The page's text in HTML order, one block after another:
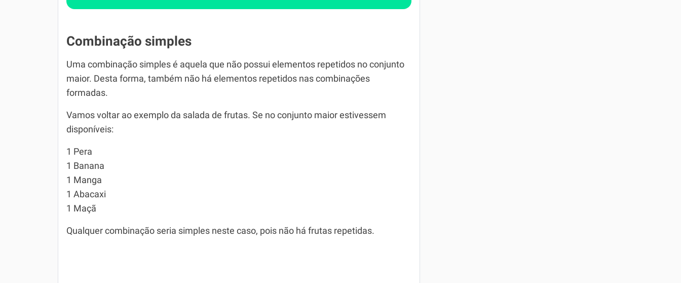
Combinação simples
Uma combinação simples é aquela que não possui elementos repetidos no conjunto
maior. Desta forma, também não há elementos repetidos nas combinações
formadas.
Vamos voltar ao exemplo da salada de frutas. Se no conjunto maior estivessem
disponíveis:
1 Pera
1 Banana
1 Manga
1 Abacaxi
1 Maçã
Qualquer combinação seria simples neste caso, pois não há frutas repetidas.